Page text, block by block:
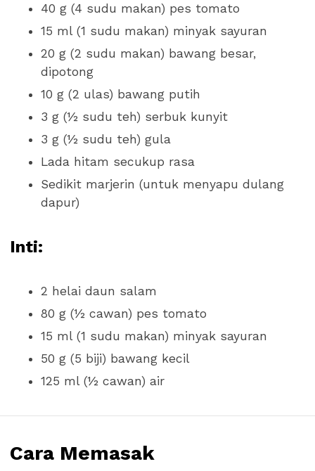
40 g (4 sudu makan) pes tomato
15 ml (1 sudu makan) minyak sayuran
20 g (2 sudu makan) bawang besar,
dipotong
10 g (2 ulas) bawang putih
3 g (½ sudu teh) serbuk kunyit
3 g (½ sudu teh) gula
Lada hitam secukup rasa
Sedikit marjerin (untuk menyapu dulang
dapur)
Inti:
2 helai daun salam
80 g (½ cawan) pes tomato
15 ml (1 sudu makan) minyak sayuran
50 g (5 biji) bawang kecil
125 ml (½ cawan) air
Cara Memasak